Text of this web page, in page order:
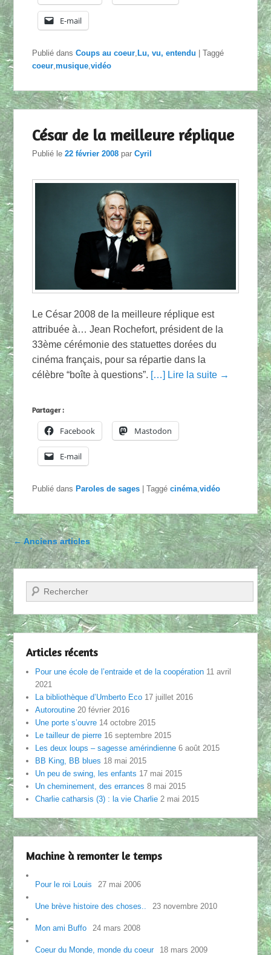
E-mail
Publié dans Coups au coeur Lu, vu, entendu |Taggé
coeur ,musique ,vidéo
César de la meilleure réplique
Publié le22 février 2008 parCyril
Le César 2008 de la meilleure réplique est
attribuée à… Jean Rochefort, président de la
33ème cérémonie des statuettes dorées du
cinéma français, pour sa répartie dans la
célèbre “boîte à questions”. […] Lire la suite →
Partager :
Facebook Mastodon
E-mail
Publié dans Paroles de sages |Taggé cinéma,vidéo
Parcourir les articles
←Anciens articles
Recherche
Articles récents
Pour une école de l’entraide et de la coopération 11 avril
2021
La bibliothèque d’Umberto Eco 17 juillet 2016
Autoroutine 20 février 2016
Une porte s’ouvre 14 octobre 2015
Le tailleur de pierre 16 septembre 2015
Les deux loups – sagesse amérindienne 6 août 2015
BB King, BB blues 18 mai 2015
Un peu de swing, les enfants 17 mai 2015
Un cheminement, des errances 8 mai 2015
Charlie catharsis (3) : la vie Charlie 2 mai 2015
Machine à remonter le temps
Pour le roi Louis 27 mai 2006
Une brève histoire des choses.. 23 novembre 2010
Mon ami Buffo 24 mars 2008
Coeur du Monde, monde du coeur 18 mars 2009